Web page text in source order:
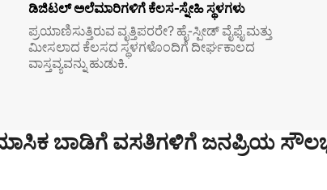
ಡಿಜಿಟಲ್ ಅಲೆಮಾರಿಗಳಿಗೆ ಕೆಲಸ-ಸ್ನೇಹಿ ಸ್ಥಳಗಳು
ಪ್ರಯಾಣಿಸುತ್ತಿರುವ ವೃತ್ತಿಪರರೇ? ಹೈ-ಸ್ಪೀಡ್ ವೈಫೈ ಮತ್ತು
ಮೀಸಲಾದ ಕೆಲಸದ ಸ್ಥಳಗಳೊಂದಿಗೆ ದೀರ್ಘಕಾಲದ
ವಾಸ್ತವ್ಯವನ್ನು ಹುಡುಕಿ.
ಬಾಡಿಗೆ ವಸತಿಗಳಿಗೆ ಜನಪ್ರಿಯ